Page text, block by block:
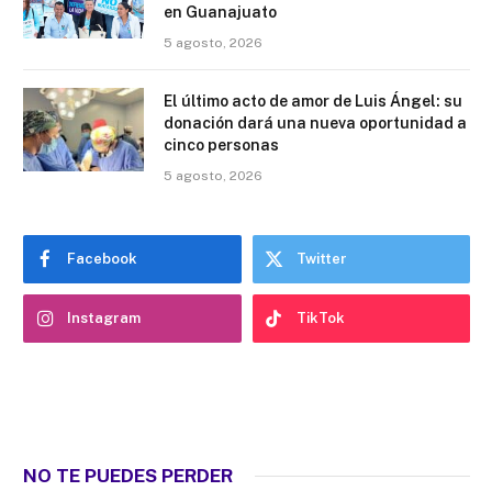
en Guanajuato
5 agosto, 2026
El último acto de amor de Luis Ángel: su
donación dará una nueva oportunidad a
cinco personas
5 agosto, 2026
Facebook Twitter
Instagram TikTok
NO TE PUEDES PERDER